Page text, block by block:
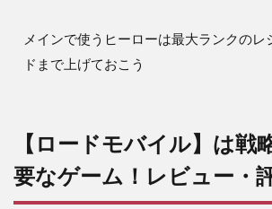
メインで使うヒーローは最大ランクのレ
ドまで上げておこう
【ロードモバイル】は戦
要なゲーム！レビュー・